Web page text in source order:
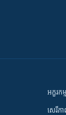
អក្ខរក
សេរីភ